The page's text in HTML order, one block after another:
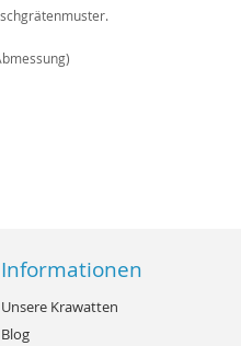
Informationen
Unsere Krawatten
Blog